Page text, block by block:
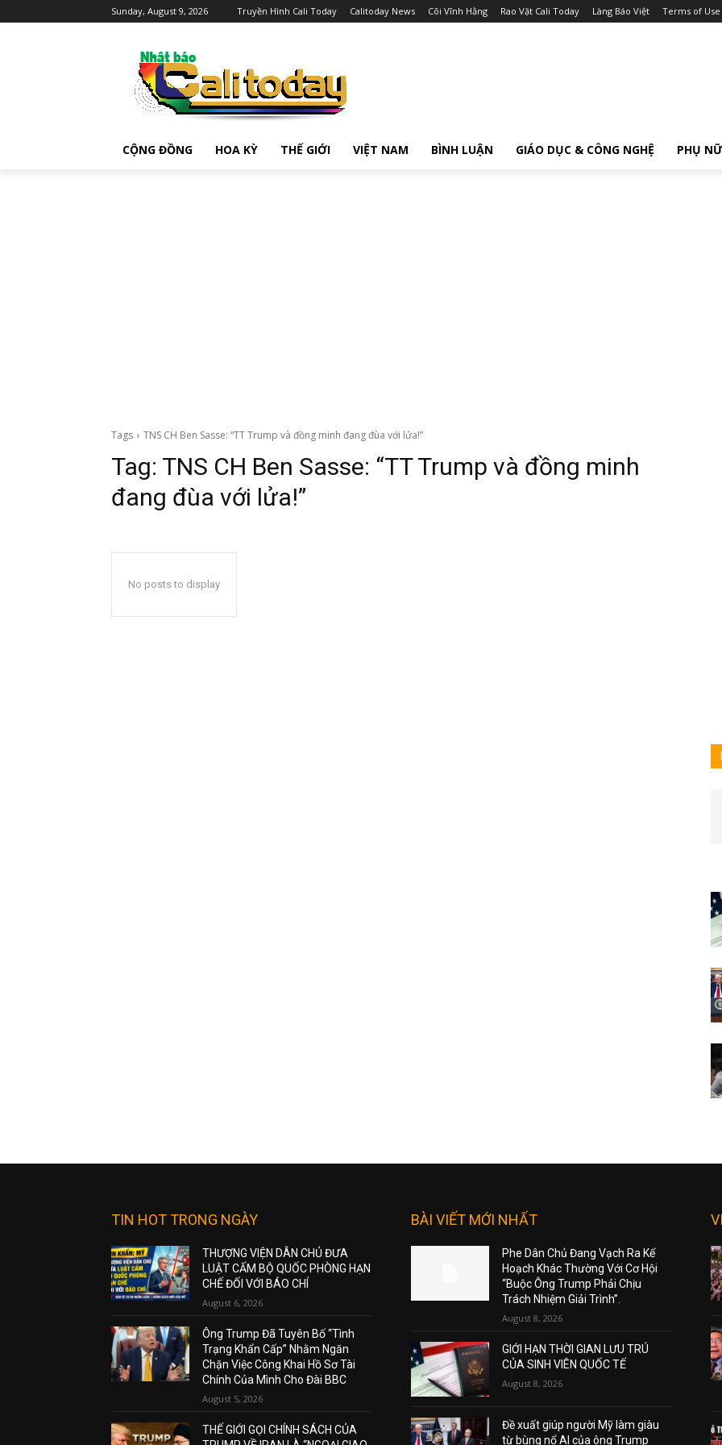
Sunday, August 9, 2026 Truyền Hình Cali Today Calitoday News Cõi Vĩnh Hằng Rao Vặt Cali Today Làng Báo Việt Terms of Use
CỘNG ĐỒNG HOA KỲ THẾ GIỚI VIỆT NAM BÌNH LUẬN GIÁO DỤC & CÔNG NGHỆ PHỤ NỮ
Tags TNS CH Ben Sasse: “TT Trump và đồng minh đang đùa với lửa!”
Tag: TNS CH Ben Sasse: “TT Trump và đồng minh
đang đùa với lửa!”
No posts to display
TIN HOT TRONG NGÀY
THƯỢNG VIỆN DÂN CHỦ ĐƯA
LUẬT CẤM BỘ QUỐC PHÒNG HẠN
CHẾ ĐỐI VỚI BÁO CHÍ
August 6, 2026
Ông Trump Đã Tuyên Bố “Tình
Trạng Khẩn Cấp” Nhằm Ngăn
Chặn Việc Công Khai Hồ Sơ Tài
Chính Của Mình Cho Đài BBC
August 5, 2026
THẾ GIỚI GỌI CHÍNH SÁCH CỦA
BÀI VIẾT MỚI NHẤT
Phe Dân Chủ Đang Vạch Ra Kế
Hoạch Khác Thường Với Cơ Hội
“Buộc Ông Trump Phải Chịu
Trách Nhiệm Giải Trình”.
August 8, 2026
GIỚI HẠN THỜI GIAN LƯU TRÚ
CỦA SINH VIÊN QUỐC TẾ
August 8, 2026
Đề xuất giúp người Mỹ làm giàu
từ bùng nổ AI của ông Trump